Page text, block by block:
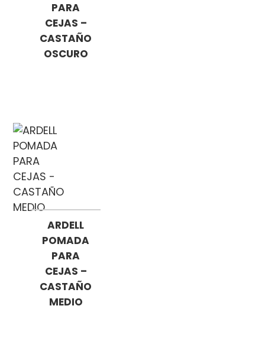
PARA
CEJAS –
CASTAÑO
OSCURO
ARDELL
POMADA
PARA
CEJAS –
CASTAÑO
MEDIO